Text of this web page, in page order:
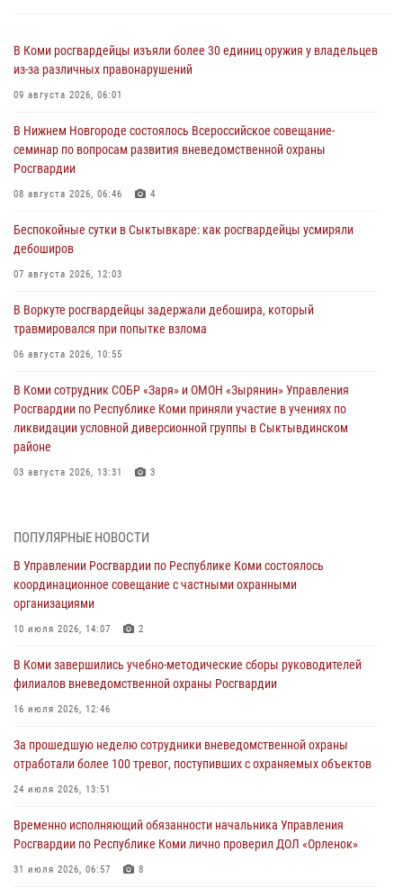
В Коми росгвардейцы изъяли более 30 единиц оружия у владельцев
из-за различных правонарушений
09 августа 2026, 06:01
В Нижнем Новгороде состоялось Всероссийское совещание-
семинар по вопросам развития вневедомственной охраны
Росгвардии
08 августа 2026, 06:46 4
Беспокойные сутки в Сыктывкаре: как росгвардейцы усмиряли
дебоширов
07 августа 2026, 12:03
В Воркуте росгвардейцы задержали дебошира, который
травмировался при попытке взлома
06 августа 2026, 10:55
В Коми сотрудник СОБР «Заря» и ОМОН «Зырянин» Управления
Росгвардии по Республике Коми приняли участие в учениях по
ликвидации условной диверсионной группы в Сыктывдинском
районе
03 августа 2026, 13:31 3
по спортивному самбо
03 августа 2026, 12:07 5
В Коми росгвардейцы информируют граждан об изменениях в
законодательстве в сфере оборота оружия и продолжают изымать
02 августа 2026, 06:17
В Койгородском районе местный житель обратился в Росгвардию
31 июля 2026, 10:55
Временно исполняющий обязанности начальника Управления
31 июля 2026, 06:57 8
В Усинске росгвардейцы оперативно отработали план «Квартал»
ПОПУЛЯРНЫЕ НОВОСТИ
В Управлении Росгвардии по Республике Коми состоялось
координационное совещание с частными охранными
организациями
10 июля 2026, 14:07 2
В Коми завершились учебно-методические сборы руководителей
филиалов вневедомственной охраны Росгвардии
16 июля 2026, 12:46
За прошедшую неделю сотрудники вневедомственной охраны
отработали более 100 тревог, поступивших с охраняемых объектов
24 июля 2026, 13:51
Временно исполняющий обязанности начальника Управления
Росгвардии по Республике Коми лично проверил ДОЛ «Орленок»
31 июля 2026, 06:57 8